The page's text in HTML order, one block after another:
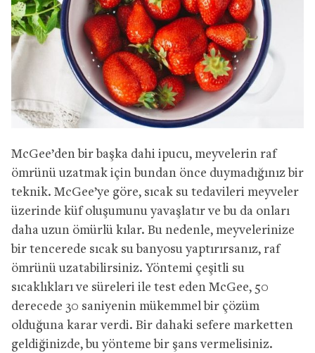
McGee’den bir başka dahi ipucu, meyvelerin raf
ömrünü uzatmak için bundan önce duymadığınız bir
teknik. McGee’ye göre, sıcak su tedavileri meyveler
üzerinde küf oluşumunu yavaşlatır ve bu da onları
daha uzun ömürlü kılar. Bu nedenle, meyvelerinize
bir tencerede sıcak su banyosu yaptırırsanız, raf
ömrünü uzatabilirsiniz. Yöntemi çeşitli su
sıcaklıkları ve süreleri ile test eden McGee, 50
derecede 30 saniyenin mükemmel bir çözüm
olduğuna karar verdi. Bir dahaki sefere marketten
geldiğinizde, bu yönteme bir şans vermelisiniz.